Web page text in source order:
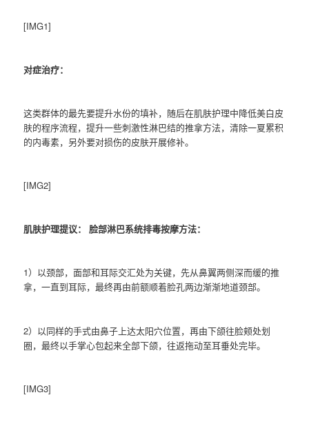
[IMG1]
对症治疗：
这类群体的最先要提升水份的填补，随后在肌肤护理中降低美白皮
肤的程序流程，提升一些刺激性淋巴结的推拿方法，清除一夏累积
的内毒素，另外要对损伤的皮肤开展修补。
[IMG2]
肌肤护理提议： 脸部淋巴系统排毒按摩方法：
1）以颈部，面部和耳际交汇处为关键，先从鼻翼两侧深而缓的推
拿，一直到耳际，最终再由前额顺着脸孔两边渐渐地道颈部。
2）以同样的手式由鼻子上达太阳穴位置，再由下颌往脸颊处划
圈，最终以手掌心包起来全部下颌，往返拖动至耳垂处完毕。
[IMG3]